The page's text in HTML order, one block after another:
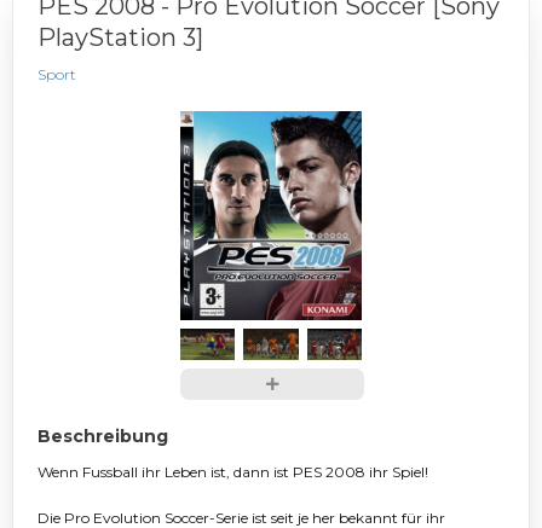
PES 2008 - Pro Evolution Soccer [Sony
PlayStation 3]
Sport
Beschreibung
Wenn Fussball ihr Leben ist, dann ist PES 2008 ihr Spiel!
Die Pro Evolution Soccer-Serie ist seit je her bekannt für ihr